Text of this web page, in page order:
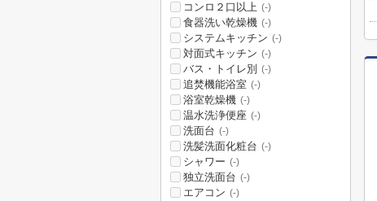
コンロ２口以上 (-)
食器洗い乾燥機 (-)
システムキッチン (-)
対面式キッチン (-)
バス・トイレ別 (-)
追焚機能浴室 (-)
浴室乾燥機 (-)
温水洗浄便座 (-)
洗面台 (-)
洗髪洗面化粧台 (-)
シャワー (-)
独立洗面台 (-)
エアコン (-)